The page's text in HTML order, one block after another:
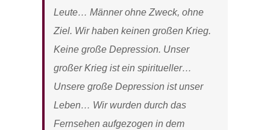
Leute… Männer ohne Zweck, ohne
Ziel. Wir haben keinen großen Krieg.
Keine große Depression. Unser
großer Krieg ist ein spiritueller…
Unsere große Depression ist unser
Leben… Wir wurden durch das
Fernsehen aufgezogen in dem